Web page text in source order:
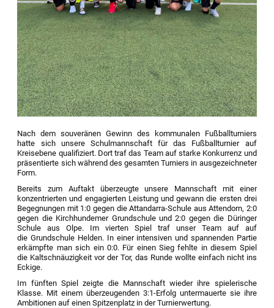
Nach dem souveränen Gewinn des kommunalen Fußballturniers
hatte sich unsere Schulmannschaft für das Fußballturnier auf
Kreisebene qualifiziert. Dort traf das Team auf starke Konkurrenz und
präsentierte sich während des gesamten Turniers in ausgezeichneter
Form.
Bereits zum Auftakt überzeugte unsere Mannschaft mit einer
konzentrierten und engagierten Leistung und gewann die ersten drei
Begegnungen mit 1:0 gegen die Attandarra-Schule aus Attendorn, 2:0
gegen die Kirchhundemer Grundschule und 2:0 gegen die Düringer
Schule aus Olpe. Im vierten Spiel traf unser Team auf auf
die Grundschule Helden. In einer intensiven und spannenden Partie
erkämpfte man sich ein 0:0. Für einen Sieg fehlte in diesem Spiel
die Kaltschnäuzigkeit vor der Tor, das Runde wollte einfach nicht ins
Eckige.
Im fünften Spiel zeigte die Mannschaft wieder ihre spielerische
Klasse. Mit einem überzeugenden 3:1-Erfolg untermauerte sie ihre
Ambitionen auf einen Spitzenplatz in der Turnierwertung.